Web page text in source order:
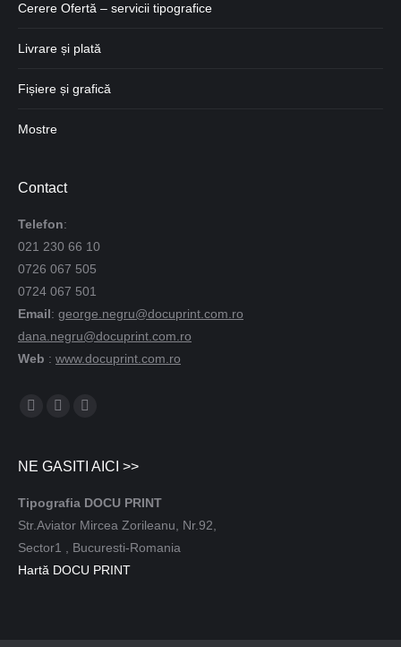
Cerere Ofertă – servicii tipografice
Livrare și plată
Fișiere și grafică
Mostre
Contact
Telefon:
021 230 66 10
0726 067 505
0724 067 501
Email: george.negru@docuprint.com.ro
dana.negru@docuprint.com.ro
Web : www.docuprint.com.ro
Find us on:
NE GASITI AICI >>
Tipografia DOCU PRINT
Str.Aviator Mircea Zorileanu, Nr.92,
Sector1 , Bucuresti-Romania
Hartă DOCU PRINT